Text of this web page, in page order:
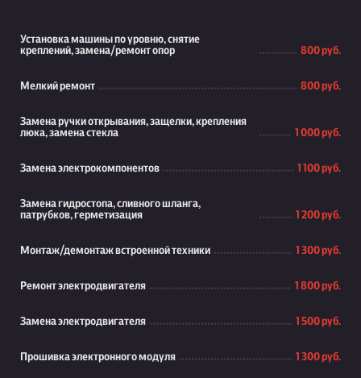
Установка машины по уровню, снятие
креплений, замена/ремонт опор
800 руб.
Мелкий ремонт 800 руб.
Замена ручки открывания, защелки, крепления
люка, замена стекла
1 000 руб.
Замена электрокомпонентов 1 100 руб.
Замена гидростопа, сливного шланга,
патрубков, герметизация
1 200 руб.
Монтаж/демонтаж встроенной техники 1 300 руб.
Ремонт электродвигателя 1 800 руб.
Замена электродвигателя 1 500 руб.
Прошивка электронного модуля 1 300 руб.